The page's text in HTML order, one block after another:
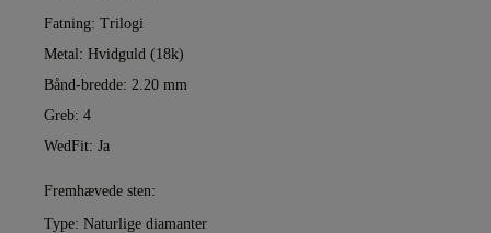
Fatning: Trilogi
Metal: Hvidguld (18k)
Bånd-bredde: 2.20 mm
Greb: 4
WedFit: Ja
Fremhævede sten:
Type: Naturlige diamanter